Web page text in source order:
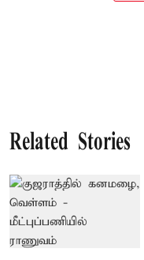
Related Stories